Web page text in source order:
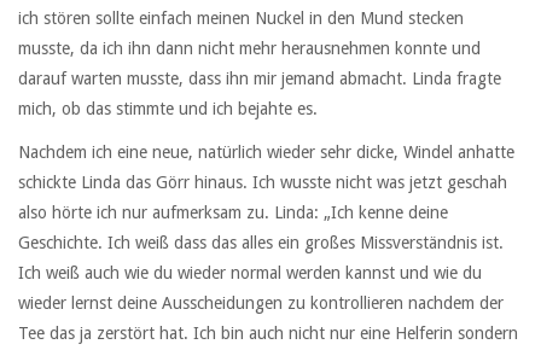
ich stören sollte einfach meinen Nuckel in den Mund stecken
musste, da ich ihn dann nicht mehr herausnehmen konnte und
darauf warten musste, dass ihn mir jemand abmacht. Linda fragte
mich, ob das stimmte und ich bejahte es.
Nachdem ich eine neue, natürlich wieder sehr dicke, Windel anhatte
schickte Linda das Görr hinaus. Ich wusste nicht was jetzt geschah
also hörte ich nur aufmerksam zu. Linda: „Ich kenne deine
Geschichte. Ich weiß dass das alles ein großes Missverständnis ist.
Ich weiß auch wie du wieder normal werden kannst und wie du
wieder lernst deine Ausscheidungen zu kontrollieren nachdem der
Tee das ja zerstört hat. Ich bin auch nicht nur eine Helferin sondern